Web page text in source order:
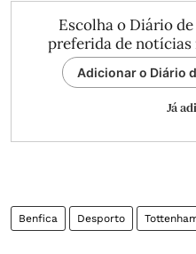
Escolha o Diário
preferida de notícias
Adicionar o Diário
Já
Benfica Desporto